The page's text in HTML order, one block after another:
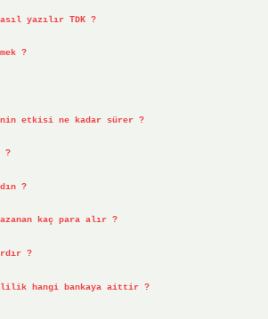
yazılır TDK ?
?
etkisi ne kadar sürer ?
?
?
kaç para alır ?
?
hangi bankaya aittir ?